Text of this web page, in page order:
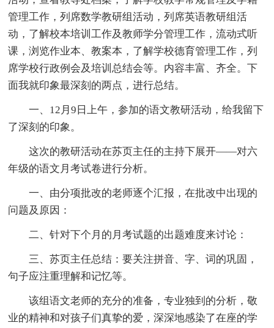
管理工作，列席数学教研组活动，列席英语教研组活
动，了解校本培训工作及教师学分管理工作，流动式听
课，浏览作业本、教案本，了解学校德育管理工作，列
席学校行政例会及培训总结会等。内容丰富、齐全。下
面我就印象最深刻的两点，进行总结。
一、12月9日上午，参加的语文教研活动，给我留下
了深刻的印象。
这次的教研活动在苏页主任的主持下展开——对六
年级的语文月考试卷进行分析。
一、由分项批改的老师逐个汇报，在批改中出现的
问题及原因：
二、针对下个月的月考试题的出题难度来讨论：
三、苏页主任总结：要关注拼音、字、词的巩固，
句子应注重理解和记忆等。
该组语文老师的充分的准备，专业独到的分析，敬
业的精神和对孩子们真挚的爱，深深地感染了在座的学